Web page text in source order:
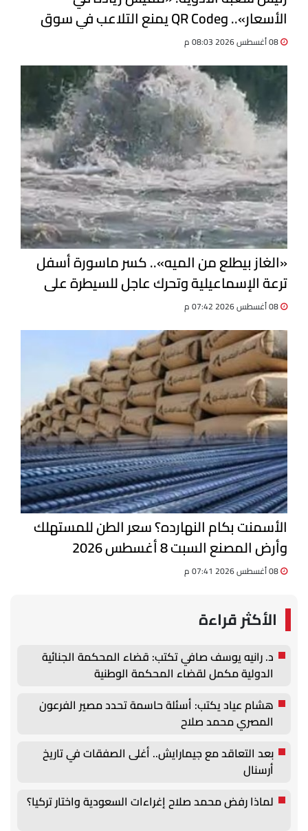
الأسعار».. وQR Code يمنع التلاعب في سوق
الدواء
«الغاز بيطلع من الميه».. كسر ماسورة أسفل
ترعة الإسماعيلية وتحرك عاجل للسيطرة على
التسرب
الأسمنت بكام النهارده؟ سعر الطن للمستهلك
وأرض المصنع السبت 8 أغسطس 2026
الأكثر قراءة
د. رانيه يوسف صافي تكتب: قضاء المحكمة الجنائية
الدولية مكمل لقضاء المحكمة الوطنية
هشام عياد يكتب: أسئلة حاسمة تحدد مصير الفرعون
المصري محمد صلاح
بعد التعاقد مع جيمارايش.. أغلى الصفقات في تاريخ
أرسنال
لماذا رفض محمد صلاح إغراءات السعودية واختار تركيا؟